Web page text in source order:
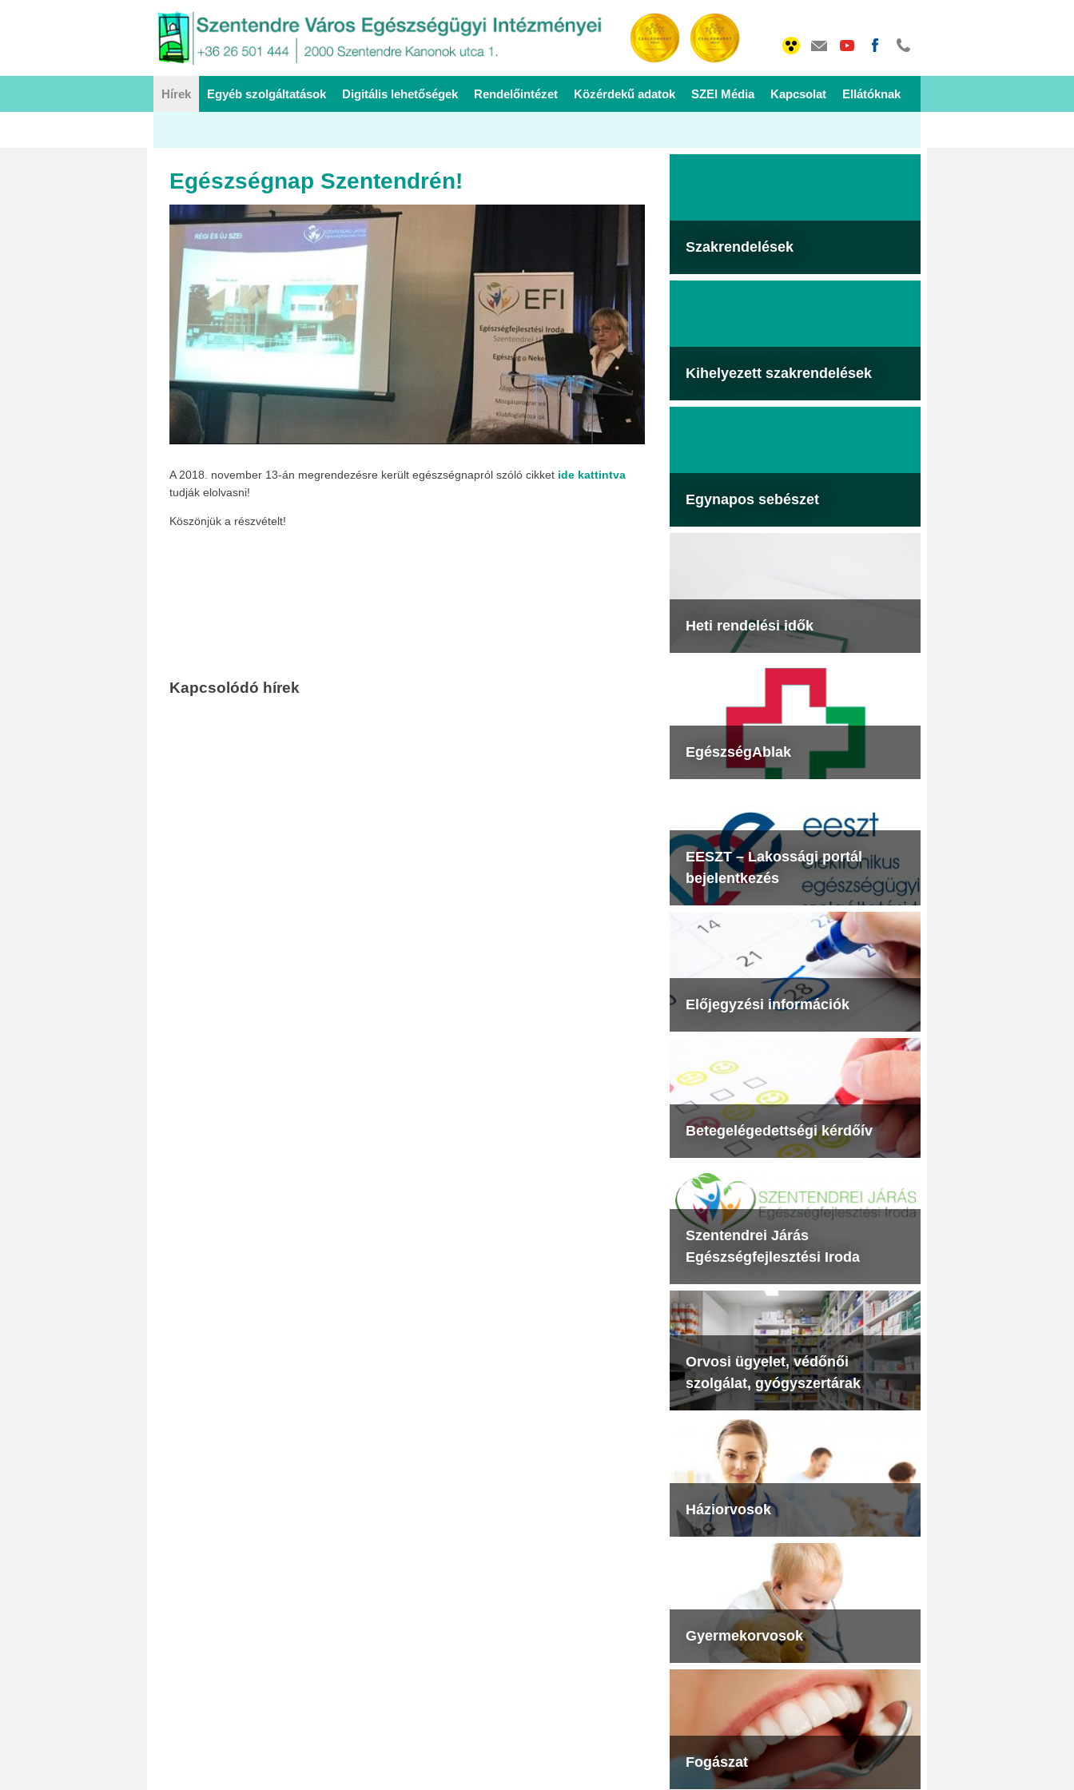
Hírek Egyéb szolgáltatások Digitális lehetőségek Rendelőintézet Közérdekű adatok SZEI Média Kapcsolat Ellátóknak
Egészségnap Szentendrén!
A 2018. november 13-án megrendezésre került egészségnapról szóló cikket ide kattintva
tudják elolvasni!
Köszönjük a részvételt!
Kapcsolódó hírek
Szakrendelések
Kihelyezett szakrendelések
Egynapos sebészet
Heti rendelési idők
EgészségAblak
EESZT – Lakossági portál
bejelentkezés
Előjegyzési információk
Betegelégedettségi kérdőív
Szentendrei Járás
Egészségfejlesztési Iroda
Orvosi ügyelet, védőnői
szolgálat, gyógyszertárak
Háziorvosok
Gyermekorvosok
Fogászat